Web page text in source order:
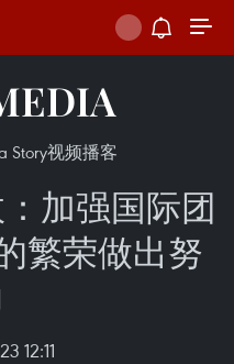
Story视频播客
加强国际团
繁荣做出努
12:11